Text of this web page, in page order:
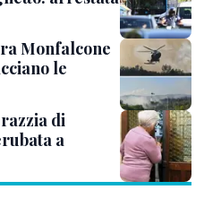
Monfalcone
le
di
a